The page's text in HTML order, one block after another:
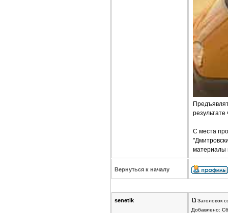
С места
материалы
Вернуться к началу
senetik
Заголовок
Добавлено: